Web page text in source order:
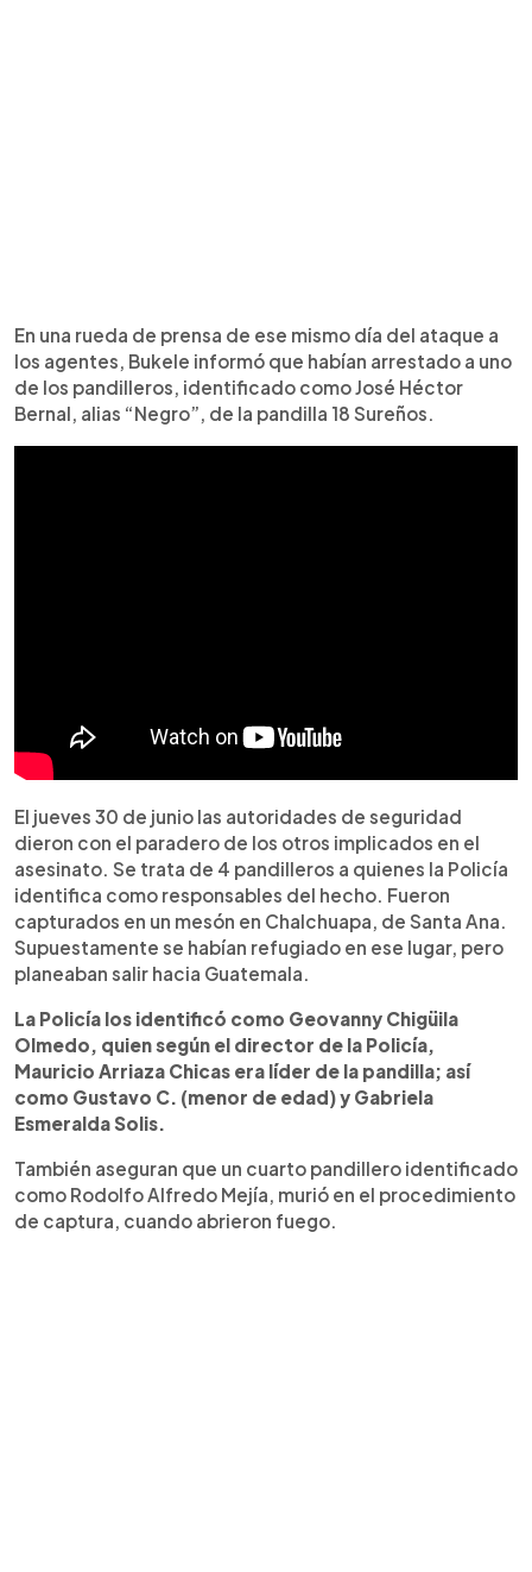
En una rueda de prensa de ese mismo día del ataque a
los agentes, Bukele informó que habían arrestado a uno
de los pandilleros, identificado como José Héctor
Bernal, alias “Negro”, de la pandilla 18 Sureños.
El jueves 30 de junio las autoridades de seguridad
dieron con el paradero de los otros implicados en el
asesinato. Se trata de 4 pandilleros a quienes la Policía
identifica como responsables del hecho. Fueron
capturados en un mesón en Chalchuapa, de Santa Ana.
Supuestamente se habían refugiado en ese lugar, pero
planeaban salir hacia Guatemala.
La Policía los identificó como Geovanny Chigüila
Olmedo, quien según el director de la Policía,
Mauricio Arriaza Chicas era líder de la pandilla; así
como Gustavo C. (menor de edad) y Gabriela
Esmeralda Solis.
También aseguran que un cuarto pandillero identificado
como Rodolfo Alfredo Mejía, murió en el procedimiento
de captura, cuando abrieron fuego.